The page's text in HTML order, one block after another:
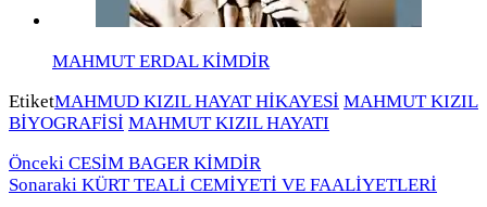
MAHMUT ERDAL KİMDİR
EtiketMAHMUD KIZIL HAYAT HİKAYESİ MAHMUT KIZIL
BİYOGRAFİSİ MAHMUT KIZIL HAYATI
Önceki CESİM BAGER KİMDİR
Sonaraki KÜRT TEALİ CEMİYETİ VE FAALİYETLERİ